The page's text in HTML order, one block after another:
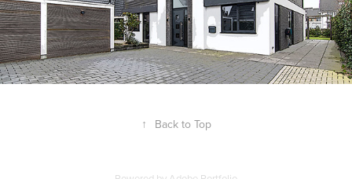
↑ Back to Top